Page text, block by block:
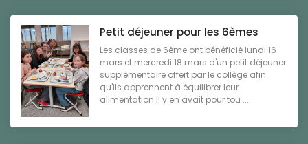
Petit déjeuner pour les 6èmes
Les classes de 6ème ont bénéficié lundi 16
mars et mercredi 18 mars d'un petit déjeuner
supplémentaire offert par le collège afin
qu'ils apprennent à équilibrer leur
alimentation.Il y en avait pour tou ...